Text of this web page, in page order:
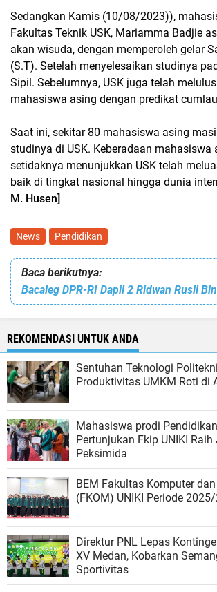
Sedangkan Kamis (10/08/2023)),
Fakultas Teknik USK, Mariamma Badjie
akan wisuda, dengan memperoleh gelar
(S.T). Setelah menyelesaikan studinya
Sipil. Sebelumnya, USK juga telah
mahasiswa asing dengan predikat
Saat ini, sekitar 80 mahasiswa asing
studinya di USK. Keberadaan mahasiswa
setidaknya menunjukkan USK telah
baik di tingkat nasional hingga dunia
M. Husen]
News Pendidikan
Baca berikutnya:
REKOMENDASI UNTUK ANDA
Sentuhan Teknologi
Produktivitas UMKM Roti di
Mahasiswa prodi
Pertunjukan Fkip UNIKI Raih
Peksimida
BEM Fakultas Komputer
(FKOM) UNIKI Periode
Direktur PNL Lepas
XV Medan, Kobarkan
Sportivitas